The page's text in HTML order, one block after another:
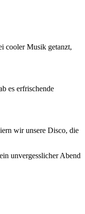
cooler Musik getanzt,
es erfrischende
wir unsere Disco, die
unvergesslicher Abend